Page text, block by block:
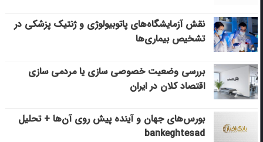
نقش آزمایشگاه‌های پاتوبیولوژی و ژنتیک پزشکی در
تشخیص بیماری‌ها
بررسی وضعیت خصوصی سازی یا مردمی سازی
اقتصاد کلان در ایران
بورس‌های جهان و آینده پیش روی آن‌ها + تحلیل
bankeghtesad